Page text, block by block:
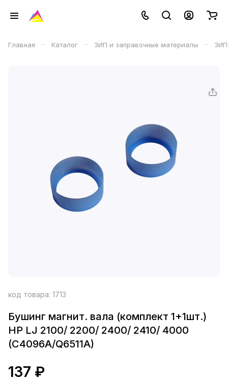
Главная – Каталог – ЗИП и заправочные материалы – ЗИП
код товара: 1713
Бушинг магнит. вала (комплект 1+1шт.)
HP LJ 2100/ 2200/ 2400/ 2410/ 4000
(C4096A/Q6511A)
137 ₽